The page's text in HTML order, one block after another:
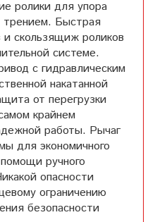
ролики для упора
трением. Быстрая
и скользящиж роликов
системе.
с гидравлическим
накатанной
от перегрузки
крайнем
работы. Рычаг
для экономичного
ручного
опасности
ограничению
безопасности